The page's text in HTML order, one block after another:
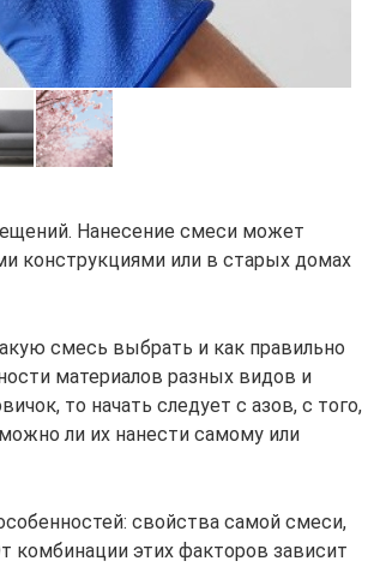
Нанесение смеси может
конструкциями или в старых домах
смесь выбрать и как правильно
материалов разных видов и
то начать следует с азов, с того,
ли их нанести самому или
свойства самой смеси,
комбинации этих факторов зависит